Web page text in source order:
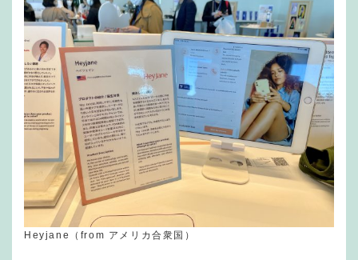
Heyjane（from アメリカ合衆国）